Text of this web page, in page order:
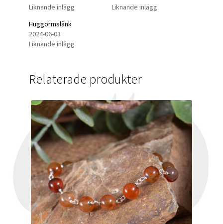
Liknande inlägg
Liknande inlägg
Huggormslänk
2024-06-03
Liknande inlägg
Relaterade produkter